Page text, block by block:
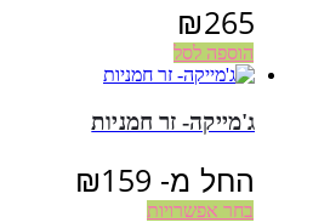
₪265
הוספה לסל
ג'מייקה- זר חמניות
החל מ- ₪159
בחר אפשרויות